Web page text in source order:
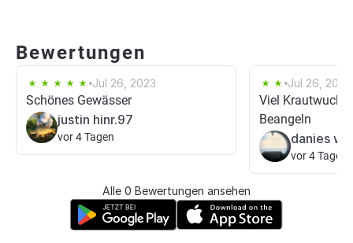
Bewertungen
Jul 26, 2023
Schönes Gewässer
justin hinr.97
vor 4 Tagen
Jul 26, 2023
Viel
Beangeln
danies
vor 4 Tagen
Alle 0 Bewertungen ansehen